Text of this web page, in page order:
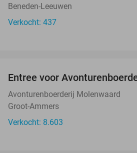
Beneden-Leeuwen
Verkocht: 437
Entree voor
Avonturenboerderij Molenwaard
Groot-Ammers
Verkocht: 8.603